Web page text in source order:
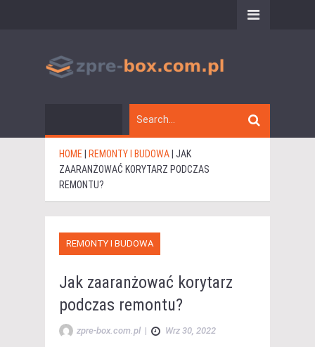
HOME REMONTY I BUDOWA JAK
ZAARANŻOWAĆ KORYTARZ PODCZAS
REMONTU?
REMONTY I BUDOWA
Jak zaaranżować korytarz
podczas remontu?
zpre-box.com.pl | Wrz 30, 2022